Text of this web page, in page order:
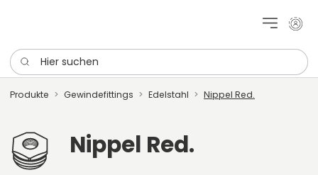
Mein
Hier suchen
Produkte Gewindefittings Edelstahl Nippel Red.
Nippel Red.